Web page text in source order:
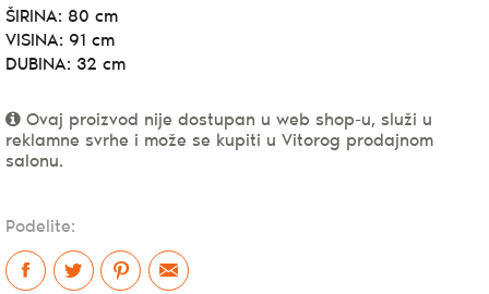
ŠIRINA: 80 cm
VISINA: 91 cm
DUBINA: 32 cm
Ovaj proizvod nije dostupan u web shop-u, služi u
reklamne svrhe i može se kupiti u Vitorog prodajnom
salonu.
Podelite: